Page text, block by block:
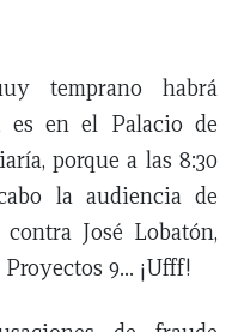
temprano habrá
es en el Palacio de
porque a las 8:30
la audiencia de
José Lobatón,
9… ¡Ufff!